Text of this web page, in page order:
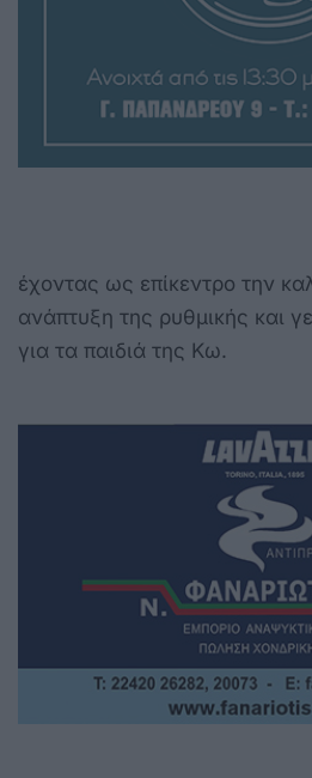
έχοντας ως επίκεντρο την
ανάπτυξη της ρυθμικής και
για τα παιδιά της Κω.